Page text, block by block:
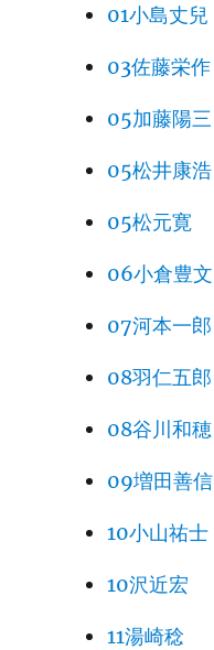
01小島丈兒
03佐藤栄作
05加藤陽三
05松井康浩
05松元寛
06小倉豊文
07河本一郎
08羽仁五郎
08谷川和穂
09増田善信
10小山祐士
10沢近宏
11湯崎稔